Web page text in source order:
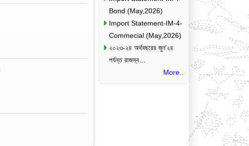
Bond (May,2026)
Import Statement-IM-4-
Commecial (May,2026)
২০২৩-২৪ অর্থবছরের জুন’২৪
পর্যন্ত রাজস্ব…
More..